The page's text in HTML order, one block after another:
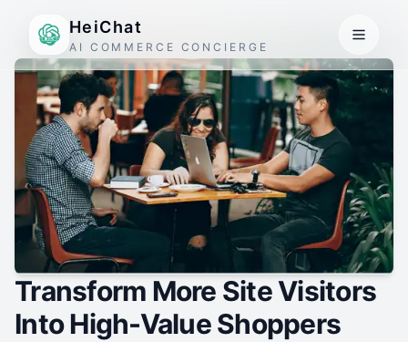
HeiChat
AI COMMERCE CONCIERGE
Transform More Site Visitors
Into High-Value Shoppers